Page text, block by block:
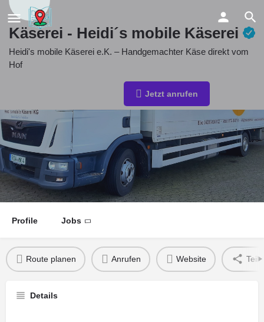
Käserei - Heidi´s mobile Käserei
Heidi's mobile Käserei e.K. – Handgemachter Käse direkt vom
Hof
Jetzt anrufen
Profile Jobs
Route planen Anrufen Website
Details